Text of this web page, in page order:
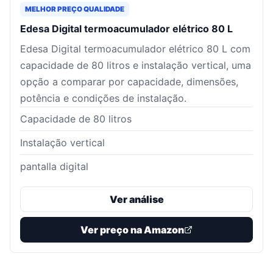
MELHOR PREÇO QUALIDADE
Edesa Digital termoacumulador elétrico 80 L
Edesa Digital termoacumulador elétrico 80 L com
capacidade de 80 litros e instalação vertical, uma
opção a comparar por capacidade, dimensões,
potência e condições de instalação.
Capacidade de 80 litros
Instalação vertical
pantalla digital
Ver análise
Ver preço na Amazon